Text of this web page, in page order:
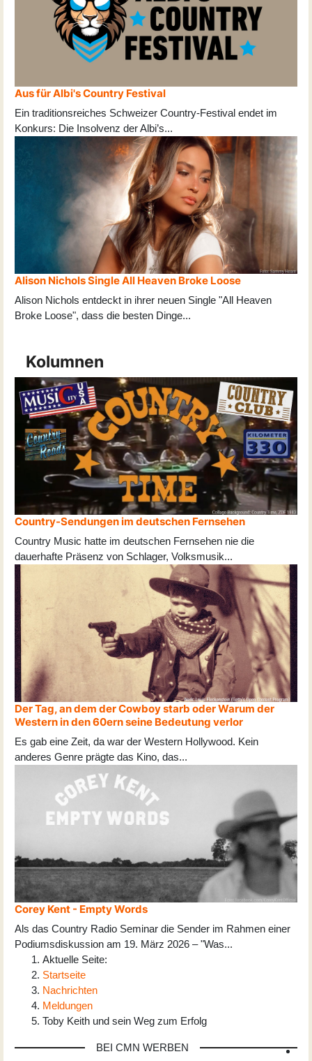
Aus für Albi's Country Festival
Ein traditionsreiches Schweizer Country-Festival endet im
Konkurs: Die Insolvenz der Albi’s...
Alison Nichols Single All Heaven Broke Loose
Alison Nichols entdeckt in ihrer neuen Single "All Heaven
Broke Loose", dass die besten Dinge...
Kolumnen
Country-Sendungen im deutschen Fernsehen
Country Music hatte im deutschen Fernsehen nie die
dauerhafte Präsenz von Schlager, Volksmusik...
Der Tag, an dem der Cowboy starb oder Warum der
Western in den 60ern seine Bedeutung verlor
Es gab eine Zeit, da war der Western Hollywood. Kein
anderes Genre prägte das Kino, das...
Corey Kent - Empty Words
Als das Country Radio Seminar die Sender im Rahmen einer
Podiumsdiskussion am 19. März 2026 – "Was...
Aktuelle Seite:
Startseite
Nachrichten
Meldungen
Toby Keith und sein Weg zum Erfolg
BEI CMN WERBEN